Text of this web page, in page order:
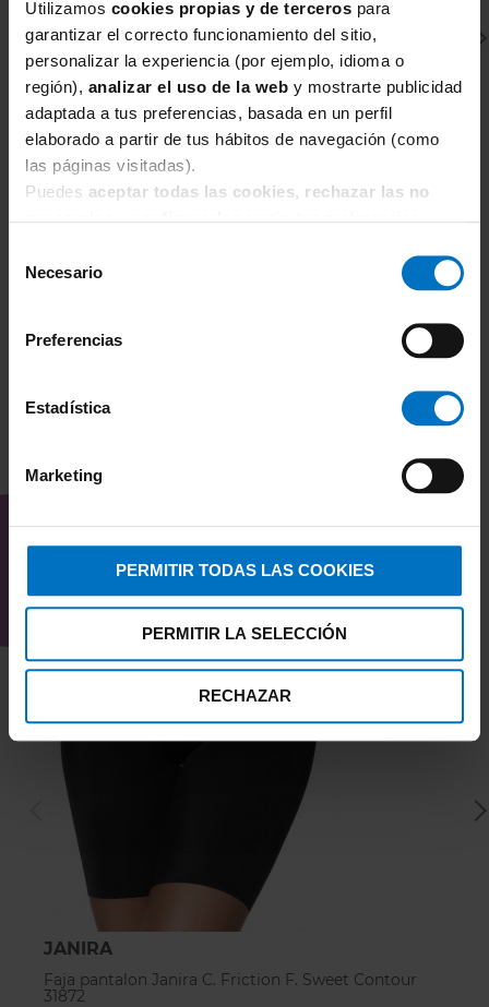
Utilizamos cookies propias y de terceros para
garantizar el correcto funcionamiento del sitio,
personalizar la experiencia (por ejemplo, idioma o
región), analizar el uso de la web y mostrarte publicidad
adaptada a tus preferencias, basada en un perfil
elaborado a partir de tus hábitos de navegación (como
las páginas visitadas).
Puedes aceptar todas las cookies, rechazar las no
Necesario
Preferencias
Estadística
Marketing
PERMITIR TODAS LAS COOKIES
PERMITIR LA SELECCIÓN
RECHAZAR
rozaduras de los muslos sin la
sensación de llevar una faja de
compresión fuerte, este modelo es tu
mejor elección. Es tan ligera que
olvidarás que la llevas puesta.
SIMONE PERELE
Sujetador con relleno escotado Simone Pérèle
TAMBIÉN TE PUEDE
JANIRA
Faja pantalon Janira C. Friction F. Sweet Contour
31872